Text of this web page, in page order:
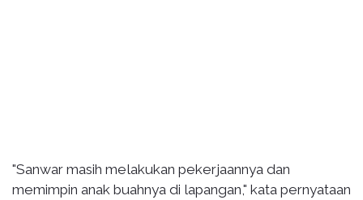
"Sanwar masih melakukan pekerjaannya dan
memimpin anak buahnya di lapangan," kata pernyataan